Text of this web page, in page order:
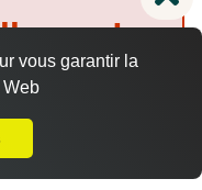
Compte
vous garantir la
Web